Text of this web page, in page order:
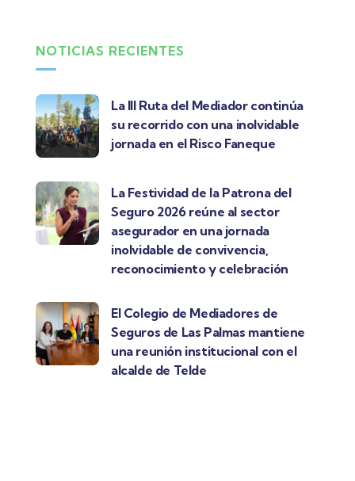
NOTICIAS RECIENTES
La III Ruta del Mediador continúa
su recorrido con una inolvidable
jornada en el Risco Faneque
La Festividad de la Patrona del
Seguro 2026 reúne al sector
asegurador en una jornada
inolvidable de convivencia,
reconocimiento y celebración
El Colegio de Mediadores de
Seguros de Las Palmas mantiene
una reunión institucional con el
alcalde de Telde